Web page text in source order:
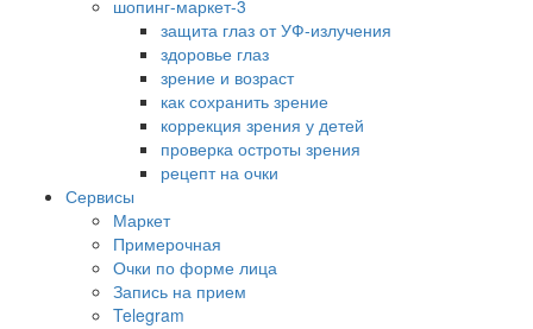
шопинг-маркет-3
защита глаз от УФ-излучения
здоровье глаз
зрение и возраст
как сохранить зрение
коррекция зрения у детей
проверка остроты зрения
рецепт на очки
Сервисы
Маркет
Примерочная
Очки по форме лица
Запись на прием
Telegram